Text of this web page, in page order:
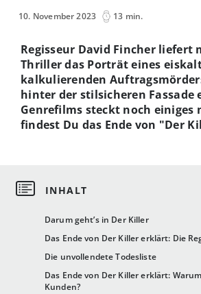
10. November 2023 13 min.
Darum geht’s in Der Killer
Das Ende von Der Killer erklärt: Die
Die unvollendete Todesliste
Das Ende von Der Killer erklärt:
Kunden?
Regisseur David Fincher liefert
Thriller das Porträt eines
kalkulierenden
hinter der stilsicheren Fassade
Genrefilms steckt noch einiges
findest Du das Ende von "Der